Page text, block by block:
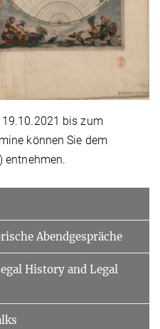
bis zum
können Sie dem
entnehmen.
Abendgespräche
History and Legal